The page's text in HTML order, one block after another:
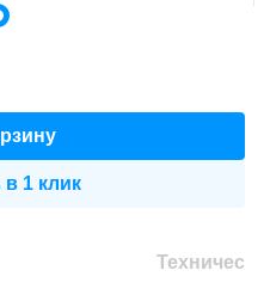
в 1 клик